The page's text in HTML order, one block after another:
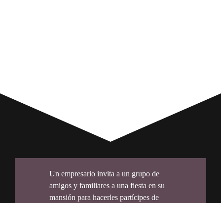
Un empresario invita a un grupo de
amigos y familiares a una fiesta en su
mansión para hacerles partícipes de